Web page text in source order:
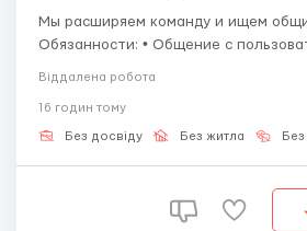
Мы расширяем команду и ищем
Обязанности: • Общение с
сообщения. • Помощь в решении
предлагаем: 💰 Своевременную
удалённую работу. 📅 Гибкий ...
Віддалена робота
16 годин тому
Без досвіду Без житла